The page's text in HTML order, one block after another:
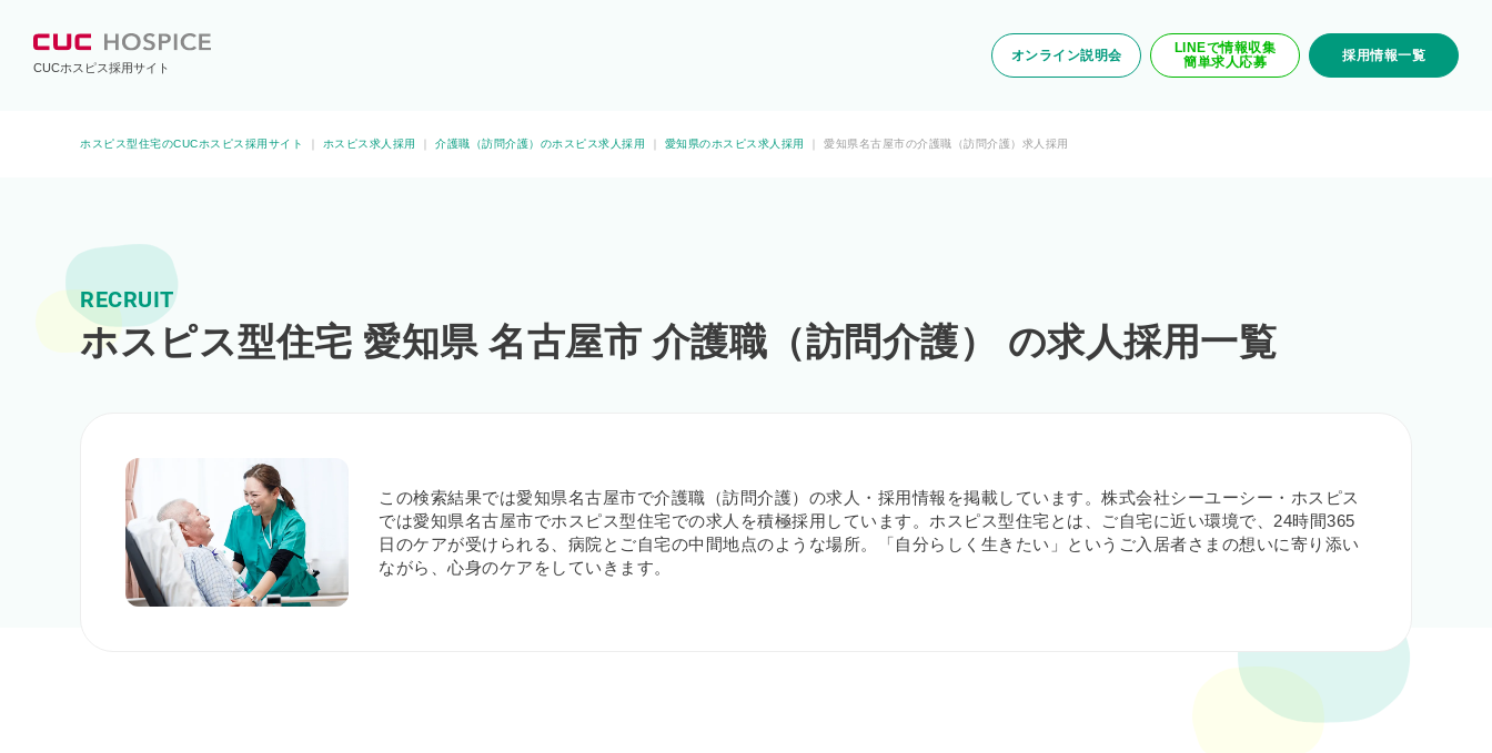
CUCホスピス採用サイト
オンライン説明会
LINEで情報収集
簡単求人応募
採用情報一覧
ホスピス型住宅のCUCホスピス採用サイト ホスピス求人採用 介護職（訪問介護）のホスピス求人採用 愛知県のホスピス求人採用 愛知県名古屋市の介護職（訪問介護）求人採用
RECRUIT
ホスピス型住宅 愛知県 名古屋市 介護職（訪問介護） の求人採用一覧
この検索結果では愛知県名古屋市で介護職（訪問介護）の求人・採用情報を掲載しています。株式会社シーユーシー・ホスピス
では愛知県名古屋市でホスピス型住宅での求人を積極採用しています。ホスピス型住宅とは、ご自宅に近い環境で、24時間365
日のケアが受けられる、病院とご自宅の中間地点のような場所。「自分らしく生きたい」というご入居者さまの想いに寄り添い
ながら、心身のケアをしていきます。